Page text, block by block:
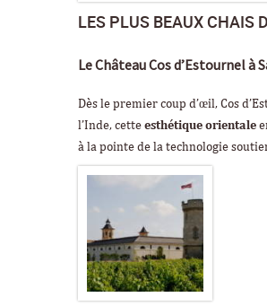
LES PLUS BEAUX CHAIS
Le Château Cos d’Estournel à
Dès le premier coup d’œil, Cos
l’Inde, cette esthétique orientale
à la pointe de la technologie